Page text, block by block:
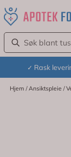
Hopp til innhold
✓ Rask
Hjem / Ansiktspleie /